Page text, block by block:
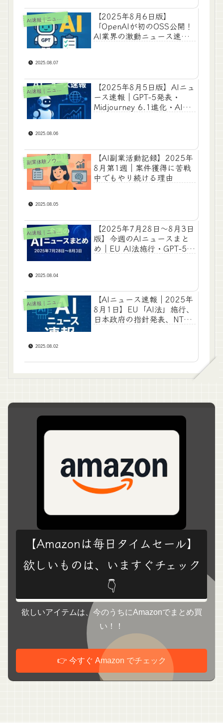
A
I速報｜ニュース
【2025年8月6日版】
「OpenAIが初のOSS公開！
AI業界の激動ニュース速
2025.08.07
A
I速報｜ニュース
【2025年8月5日版】AIニュ
ース速報｜GPT-5発表・
Midjourney 6.1進化・AIエ
2025.08.06
副
業体験ノウハウ
【AI副業活動記録】2025年
8月第1週｜案件獲得に苦戦
中でもやり続ける理由
2025.08.05
A
I速報｜ニュース
【2025年7月28日〜8月3日
版】今週のAIニュースまと
め｜EU AI法施行・GPT-5動
2025.08.04
A
I速報｜ニュース
【AIニュース速報｜2025年
8月1日】EU「AI法」施行、
日本政府の指針発表、NTT
2025.08.02
【Amazonは毎日タイムセール】
欲しいものは、いますぐチェック
👇
欲しいアイテムは、今のうちにAmazonでまとめ買
い！！
👉 今すぐ Amazon でチェック